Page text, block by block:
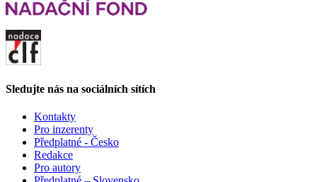
Sledujte nás na sociálních sítích
Kontakty
Pro inzerenty
Předplatné - Česko
Redakce
Pro autory